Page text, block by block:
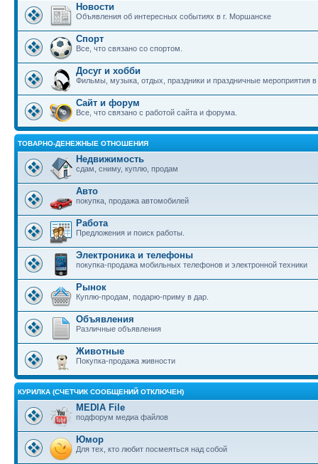
Новости
Объявления об интересных событиях в г. Моршанске
Спорт
Все, что связано со спортом.
Досуг и хобби
Фильмы, музыка, отдых, праздники и праздничные мероприятия
Сайт и форум
Все, что связано с работой сайта и форума.
ТОВАРНО-ДЕНЕЖНЫЕ ОТНОШЕНИЯ
Недвижимость
сдам, сниму, куплю, продам
Авто
покупка, продажа автомобилей
Работа
Предложения и поиск работы.
Электроника и телефоны
покупка-продажа мобильных телефонов и электронной техники
Рынок
Куплю-продам, подарю-приму в дар.
Объявления
Различные объявления
Животные
Покупка-продажа живности
КУРИЛКА (СЧЕТЧИК СООБЩЕНИЙ ОТКЛЮЧЕН)
MEDIA File
подфорум медиа файлов
Юмор
Для тех, кто любит посмеяться над собой